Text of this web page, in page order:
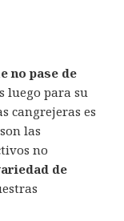
no pase de
luego para su
cangrejeras es
las
no
de